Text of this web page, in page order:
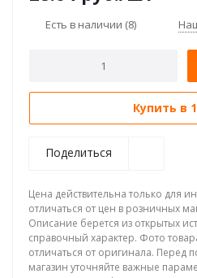
Есть в наличии (8)
Купить в
Поделиться
Цена действительна только для
отличаться от цен в розничных
Описание берется из открытых
справочный характер. Фото
отличаться от оригинала. Перед
магазин уточняйте важные